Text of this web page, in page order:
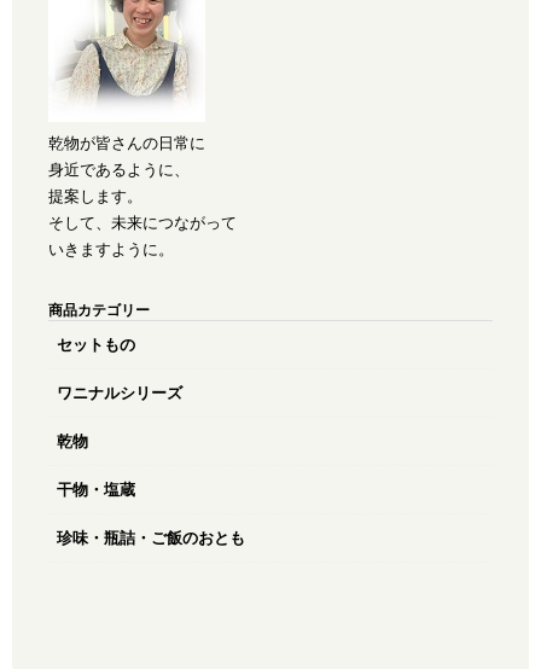
乾物が皆さんの日常に
身近であるように、
提案します。
そして、未来につながって
いきますように。
商品カテゴリー
セットもの
ワニナルシリーズ
乾物
干物・塩蔵
珍味・瓶詰・ご飯のおとも